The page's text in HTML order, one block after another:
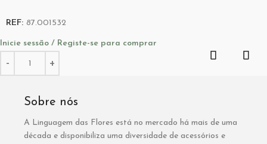
REF: 87.001532
Inicie sessão / Registe-se para comprar
Sobre nós
A Linguagem das Flores está no mercado há mais de uma
década e disponibiliza uma diversidade de acessórios e